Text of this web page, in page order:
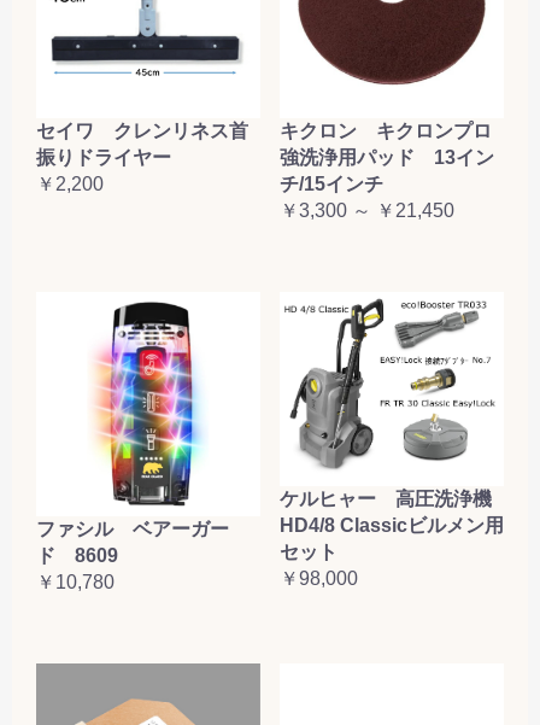
セイワ クレンリネス首
振りドライヤー
￥2,200
キクロン キクロンプロ
強洗浄用パッド 13イン
チ/15インチ
￥3,300 ～ ￥21,450
ファシル ベアーガー
ド 8609
￥10,780
ケルヒャー 高圧洗浄機
HD4/8 Classicビルメン用
セット
￥98,000